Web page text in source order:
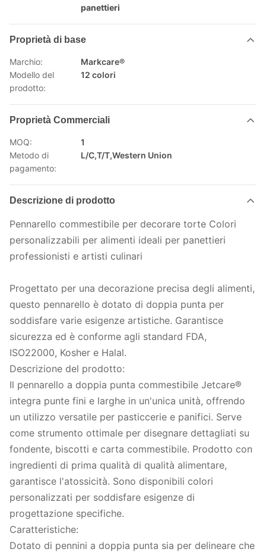
panettieri
Proprietà di base
Marchio:
Markcare®
Modello del
prodotto:
12 colori
Proprietà Commerciali
MOQ:
1
Metodo di
pagamento:
L/C,T/T,Western Union
Descrizione di prodotto
Pennarello commestibile per decorare torte Colori
personalizzabili per alimenti ideali per panettieri
professionisti e artisti culinari
Progettato per una decorazione precisa degli alimenti,
questo pennarello è dotato di doppia punta per
soddisfare varie esigenze artistiche. Garantisce
sicurezza ed è conforme agli standard FDA,
ISO22000, Kosher e Halal.
Descrizione del prodotto:
Il pennarello a doppia punta commestibile Jetcare®
integra punte fini e larghe in un'unica unità, offrendo
un utilizzo versatile per pasticcerie e panifici. Serve
come strumento ottimale per disegnare dettagliati su
fondente, biscotti e carta commestibile. Prodotto con
ingredienti di prima qualità di qualità alimentare,
garantisce l'atossicità. Sono disponibili colori
personalizzati per soddisfare esigenze di
progettazione specifiche.
Caratteristiche:
Dotato di pennini a doppia punta sia per delineare che